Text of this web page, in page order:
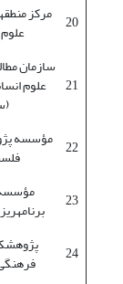
20 مرکز
21
سازمان
علوم
22 مؤسسه
23
24